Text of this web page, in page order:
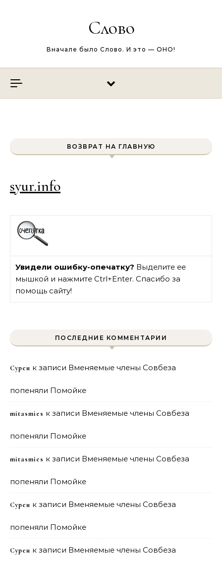
Слово
Вначале было Слово. И это — ОНО!
ВОЗВРАТ НА ГЛАВНУЮ
syur.info
Увидели ошибку-опечатку? Выделите ее
мышкой и нажмите Ctrl+Enter. Спасибо за
помощь сайту!
ПОСЛЕДНИЕ КОММЕНТАРИИ
Сурен к записи Вменяемые члены Совбеза
попеняли Помойке
mitasmies к записи Вменяемые члены Совбеза
попеняли Помойке
mitasmies к записи Вменяемые члены Совбеза
попеняли Помойке
Сурен к записи Вменяемые члены Совбеза
попеняли Помойке
Сурен к записи Вменяемые члены Совбеза